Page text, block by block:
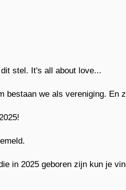
stel. It's all about love...
bestaan we als vereniging. En
in 2025 geboren zijn kun je